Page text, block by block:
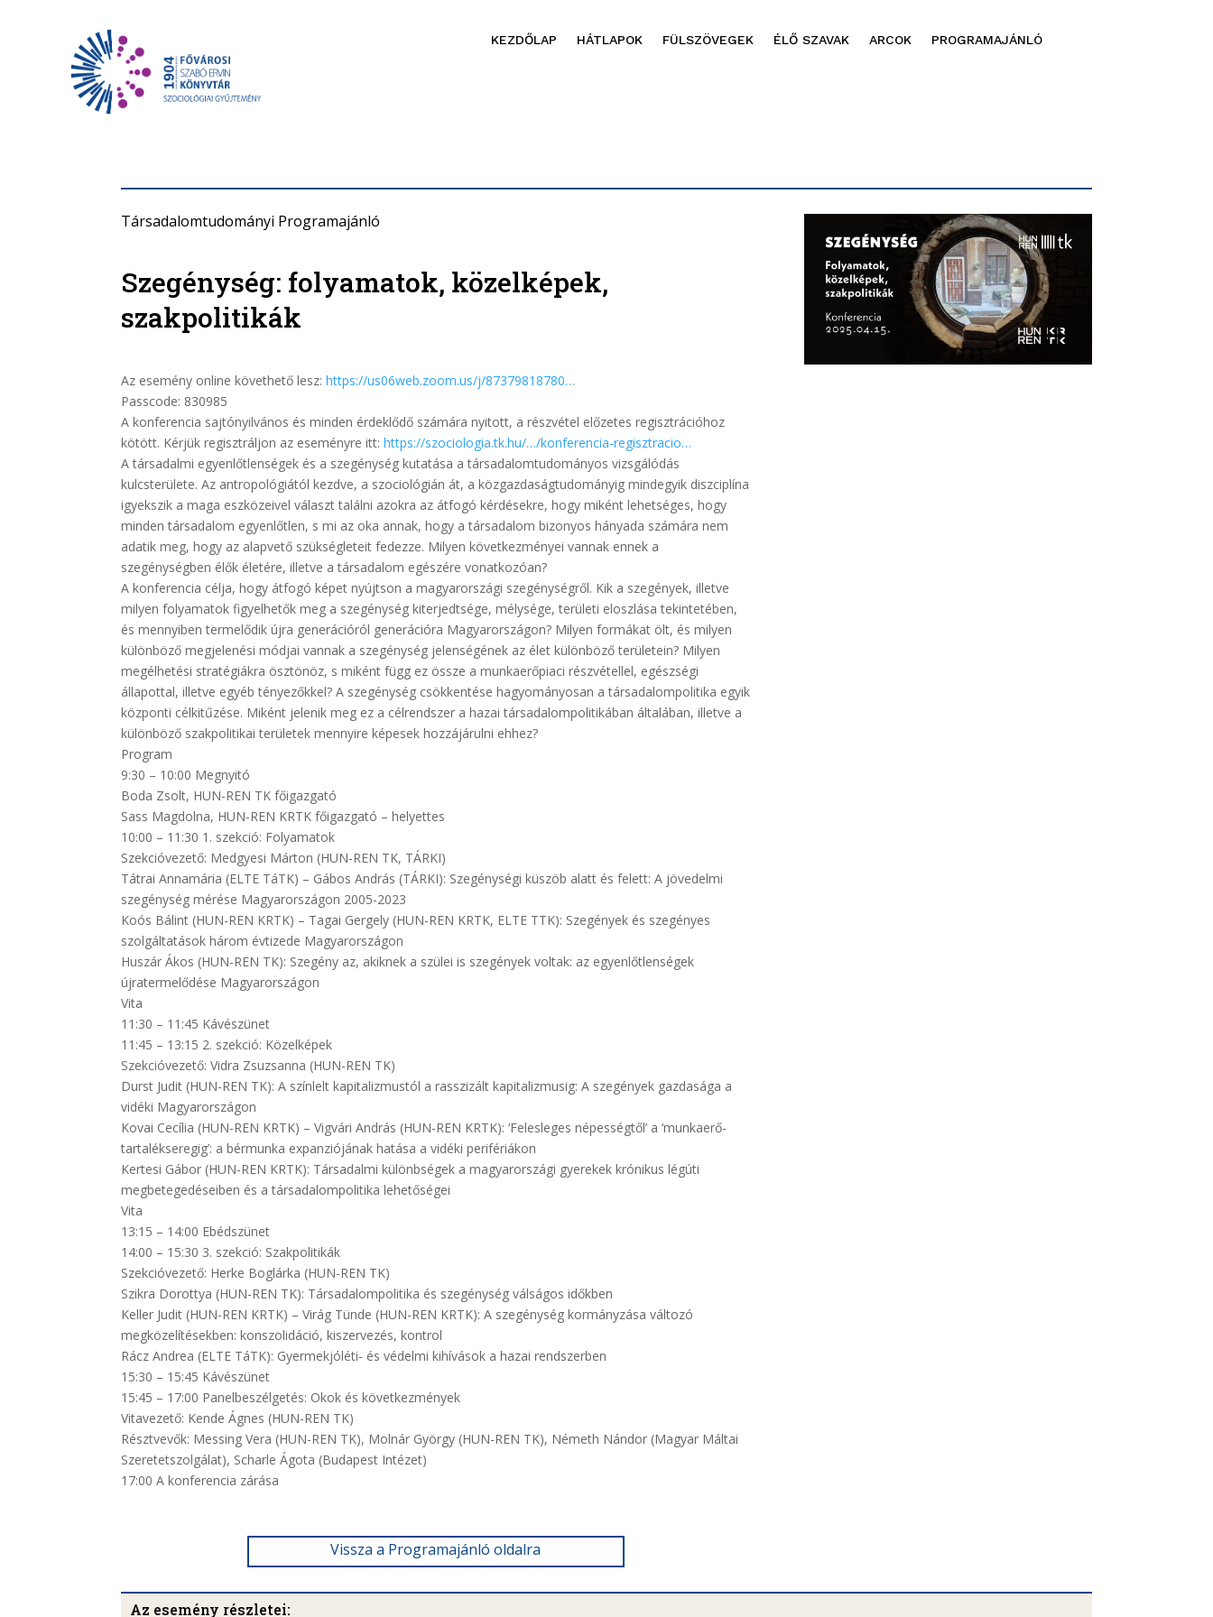
KEZDŐLAP HÁTLAPOK FÜLSZÖVEGEK ÉLŐ SZAVAK ARCOK PROGRAMAJÁNLÓ
Társadalomtudományi Programajánló
Szegénység: folyamatok, közelképek,
szakpolitikák
Az esemény online követhető lesz:https://us06web.zoom.us/j/87379818780…
Passcode: 830985
A konferencia sajtónyilvános és minden érdeklődő számára nyitott, a részvétel előzetes regisztrációhoz
kötött. Kérjük regisztráljon az eseményre itt:https://szociologia.tk.hu/…/konferencia-regisztracio…
A társadalmi egyenlőtlenségek és a szegénység kutatása a társadalomtudományos vizsgálódás
kulcsterülete. Az antropológiától kezdve, a szociológián át, a közgazdaságtudományig mindegyik diszciplína
igyekszik a maga eszközeivel választ találni azokra az átfogó kérdésekre, hogy miként lehetséges, hogy
minden társadalom egyenlőtlen, s mi az oka annak, hogy a társadalom bizonyos hányada számára nem
adatik meg, hogy az alapvető szükségleteit fedezze. Milyen következményei vannak ennek a
szegénységben élők életére, illetve a társadalom egészére vonatkozóan?
A konferencia célja, hogy átfogó képet nyújtson a magyarországi szegénységről. Kik a szegények, illetve
milyen folyamatok figyelhetők meg a szegénység kiterjedtsége, mélysége, területi eloszlása tekintetében,
és mennyiben termelődik újra generációról generációra Magyarországon? Milyen formákat ölt, és milyen
különböző megjelenési módjai vannak a szegénység jelenségének az élet különböző területein? Milyen
megélhetési stratégiákra ösztönöz, s miként függ ez össze a munkaerőpiaci részvétellel, egészségi
állapottal, illetve egyéb tényezőkkel? A szegénység csökkentése hagyományosan a társadalompolitika egyik
központi célkitűzése. Miként jelenik meg ez a célrendszer a hazai társadalompolitikában általában, illetve a
különböző szakpolitikai területek mennyire képesek hozzájárulni ehhez?
Program
9:30 – 10:00 Megnyitó
Boda Zsolt, HUN-REN TK főigazgató
Sass Magdolna, HUN-REN KRTK főigazgató – helyettes
10:00 – 11:30 1. szekció: Folyamatok
Szekcióvezető: Medgyesi Márton (HUN-REN TK, TÁRKI)
Tátrai Annamária (ELTE TáTK) – Gábos András (TÁRKI): Szegénységi küszöb alatt és felett: A jövedelmi
szegénység mérése Magyarországon 2005-2023
Koós Bálint (HUN-REN KRTK) – Tagai Gergely (HUN-REN KRTK, ELTE TTK): Szegények és szegényes
szolgáltatások három évtizede Magyarországon
Huszár Ákos (HUN-REN TK): Szegény az, akiknek a szülei is szegények voltak: az egyenlőtlenségek
újratermelődése Magyarországon
Vita
11:30 – 11:45 Kávészünet
11:45 – 13:15 2. szekció: Közelképek
Szekcióvezető: Vidra Zsuzsanna (HUN-REN TK)
Durst Judit (HUN-REN TK): A színlelt kapitalizmustól a rasszizált kapitalizmusig: A szegények gazdasága a
vidéki Magyarországon
Kovai Cecília (HUN-REN KRTK) – Vigvári András (HUN-REN KRTK): ‘Felesleges népességtől’ a ‘munkaerő-
tartalékseregig’: a bérmunka expanziójának hatása a vidéki perifériákon
Kertesi Gábor (HUN-REN KRTK): Társadalmi különbségek a magyarországi gyerekek krónikus légúti
megbetegedéseiben és a társadalompolitika lehetőségei
Vita
13:15 – 14:00 Ebédszünet
14:00 – 15:30 3. szekció: Szakpolitikák
Szekcióvezető: Herke Boglárka (HUN-REN TK)
Szikra Dorottya (HUN-REN TK): Társadalompolitika és szegénység válságos időkben
Keller Judit (HUN-REN KRTK) – Virág Tünde (HUN-REN KRTK): A szegénység kormányzása változó
megközelítésekben: konszolidáció, kiszervezés, kontrol
Rácz Andrea (ELTE TáTK): Gyermekjóléti- és védelmi kihívások a hazai rendszerben
15:30 – 15:45 Kávészünet
15:45 – 17:00 Panelbeszélgetés: Okok és következmények
Vitavezető: Kende Ágnes (HUN-REN TK)
Résztvevők: Messing Vera (HUN-REN TK), Molnár György (HUN-REN TK), Németh Nándor (Magyar Máltai
Szeretetszolgálat), Scharle Ágota (Budapest Intézet)
17:00 A konferencia zárása
Vissza a Programajánló oldalra
Az esemény részletei: